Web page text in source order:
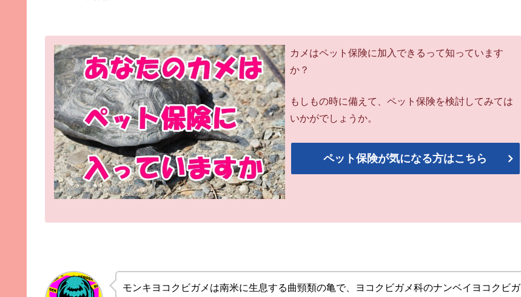
カメはペット保険に加入できるって知っています
か？
もしもの時に備えて、ペット保険を検討してみては
いかがでしょうか。
ペット保険が気になる方はこちら
モンキヨコクビガメは南米に生息する曲頸類の亀で、ヨコクビガメ科のナンベイヨコクビガ